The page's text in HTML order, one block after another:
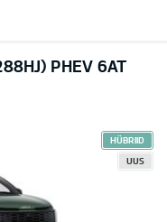
PHEV 6AT
HÜBRIID
UUS